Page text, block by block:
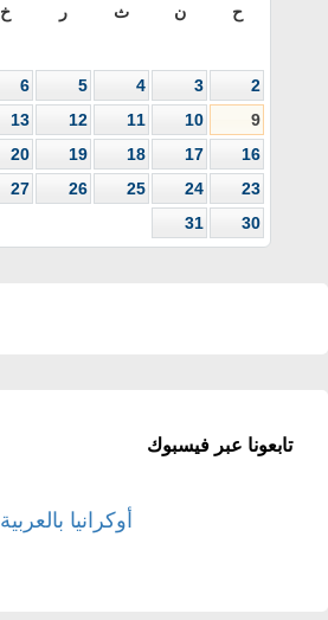
ح ن ث ر خ
2
3
4
5
6
9
10
11
12
13
16
17
18
19
20
23
24
25
26
27
30
31
تابعونا عبر فيسبوك
أوكرانيا بالعربية